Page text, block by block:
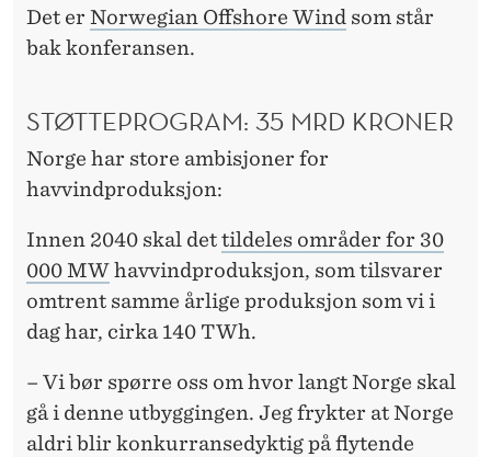
Det er Norwegian Offshore Wind som står
bak konferansen.
STØTTEPROGRAM: 35 MRD KRONER
Norge har store ambisjoner for
havvindproduksjon:
Innen 2040 skal dettildeles områder for 30
000 MWhavvindproduksjon, som tilsvarer
omtrent samme årlige produksjon som vi i
dag har, cirka 140 TWh.
– Vi bør spørre oss om hvor langt Norge skal
gå i denne utbyggingen. Jeg frykter at Norge
aldri blir konkurransedyktig på flytende